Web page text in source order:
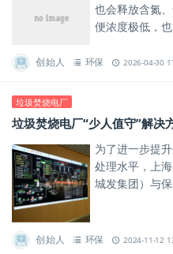
也会释放含氮
便浓度极低，
创始人 环保 2026-04-30
垃圾焚烧电厂
垃圾焚烧电厂“少人值守”解
为了进一步提
处理水平，上
城发集团）与
创始人 环保 2024-11-12